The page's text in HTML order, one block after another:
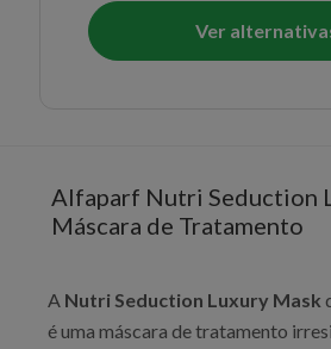
Ver
Alfaparf Nutri Seduction
Máscara de Tratamento
A Nutri Seduction Luxury Mask
é uma máscara de tratamento